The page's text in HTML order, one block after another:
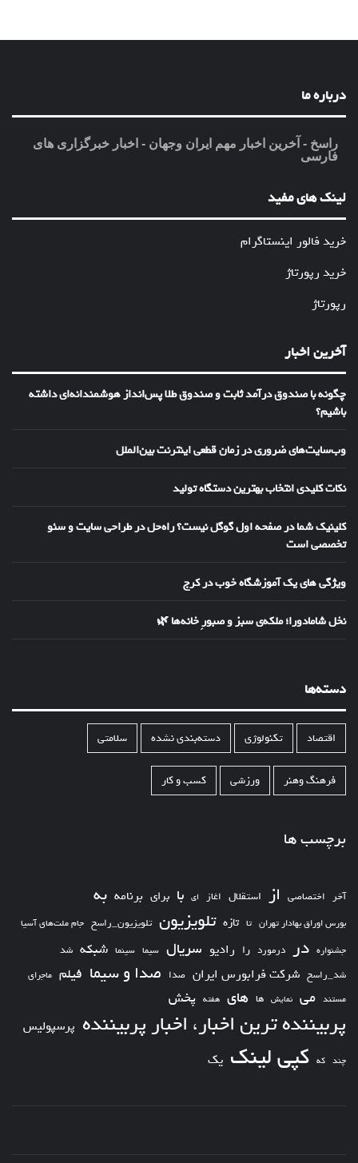
درباره ما
راسخ - آخرین اخبار مهم ایران وجهان - اخبار خبرگزاری های
فارسی
لینک های مفید
خرید فالور اینستاگرام
خرید رپورتاژ
رپورتاژ
آخرین اخبار
چگونه با صندوق درآمد ثابت و صندوق طلا پس‌انداز هوشمندانه‌ای داشته
باشیم؟
وب‌سایت‌های ضروری در زمان قطعی اینترنت بین‌الملل
نکات کلیدی انتخاب بهترین دستگاه تولید
کلینیک شما در صفحه اول گوگل نیست؟ راه‌حل در طراحی سایت و سئو
تخصصی است
ویژگی های یک آموزشگاه خوب در کرج
نخل شامادورا؛ ملکه‌ی سبز و صبورِ خانه‌ها 🌿
دسته‌ها
اقتصاد تکنولوژی دسته‌بندی نشده سلامتی
فرهنگ وهنر ورزشی کسب و کار
برچسب ها
آخر اختصاصی از استقلال اغاز ای با برای برنامه به
بورس اوراق بهادار تهران تا تازه تلویزیون تلویزیون_راسخ جام ملت‌های آسیا
جشنواره در درمورد را رادیو سریال سیما سینما شبکه شد
شد_راسخ شرکت فرابورس ایران صدا صدا و سیما فیلم ماجرای
مستند می نمایش ها های هفته پخش
پربیننده ترین اخبار، اخبار پربیننده پرسپولیس
چند که کپی لینک یک